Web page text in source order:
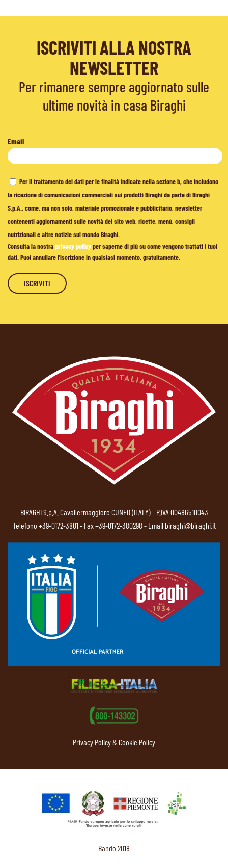
ISCRIVITI ALLA NOSTRA
NEWSLETTER
Per rimanere sempre aggiornato sulle
ultime novità in casa Biraghi
Email
Per il trattamento dei dati per le finalità indicate nella sezione b, che includono
la ricezione di comunicazioni commerciali sui prodotti Biraghi da parte di Biraghi
S.p.A., come, ma non solo, materiale promozionale e pubblicitario, newsletter
contenenti aggiornamenti sulle novità del sito web, ricette, menù, consigli
nutrizionali e altre notizie sul mondo Biraghi.
Consulta la nostraprivacy policyper saperne di più su come vengono trattati i tuoi
dati. Puoi annullare l'iscrizione in qualsiasi momento, gratuitamente.
BIRAGHI S.p.A. Cavallermaggiore CUNEO (ITALY) - P.IVA 00486510043
Telefono +39-0172-3801- Fax +39-0172-380298 - Email biraghi@biraghi.it
Privacy Policy & Cookie Policy
Bando 2018